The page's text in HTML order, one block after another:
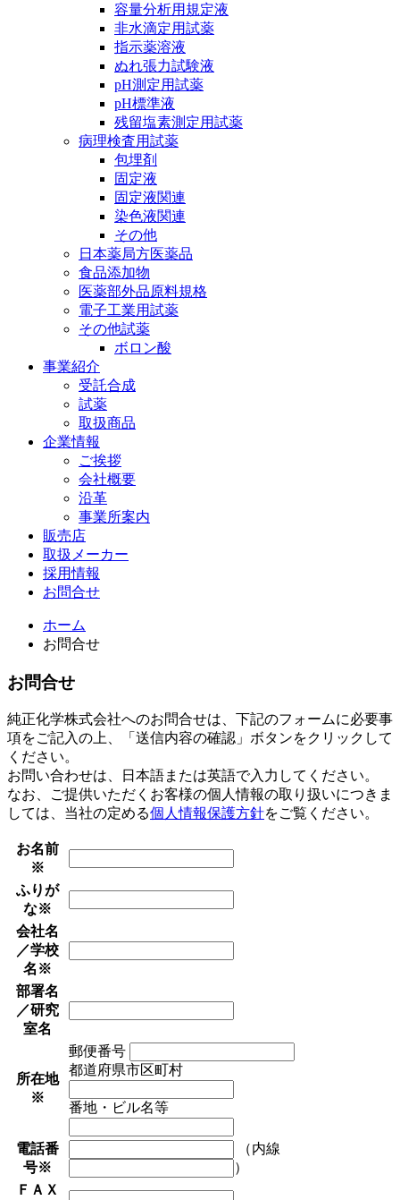
容量分析用規定液
非水滴定用試薬
指示薬溶液
ぬれ張力試験液
pH測定用試薬
pH標準液
残留塩素測定用試薬
病理検査用試薬
包埋剤
固定液
固定液関連
染色液関連
その他
日本薬局方医薬品
食品添加物
医薬部外品原料規格
電子工業用試薬
その他試薬
ボロン酸
事業紹介
受託合成
試薬
取扱商品
企業情報
ご挨拶
会社概要
沿革
事業所案内
販売店
取扱メーカー
採用情報
お問合せ
ホーム
お問合せ
お問合せ
純正化学株式会社へのお問合せは、下記のフォームに必要事
項をご記入の上、「送信内容の確認」ボタンをクリックして
ください。
お問い合わせは、日本語または英語で入力してください。
なお、ご提供いただくお客様の個人情報の取り扱いにつきま
しては、当社の定める個人情報保護方針をご覧ください。
お名前
※
ふりが
な※
会社名
／学校
名 ※
部署名
／研究
室名
所在地
※
郵便番号
都道府県市区町村
番地・ビル名等
電話番
号※
（内線
）
ＦＡＸ